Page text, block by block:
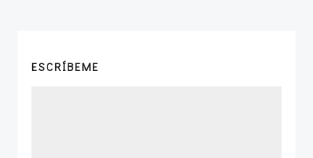
ESCRÍBEME